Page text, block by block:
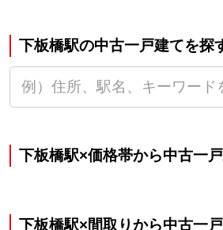
下板橋駅の中古一戸建てを探
下板橋駅×価格帯から中古一
下板橋駅×間取りから中古一